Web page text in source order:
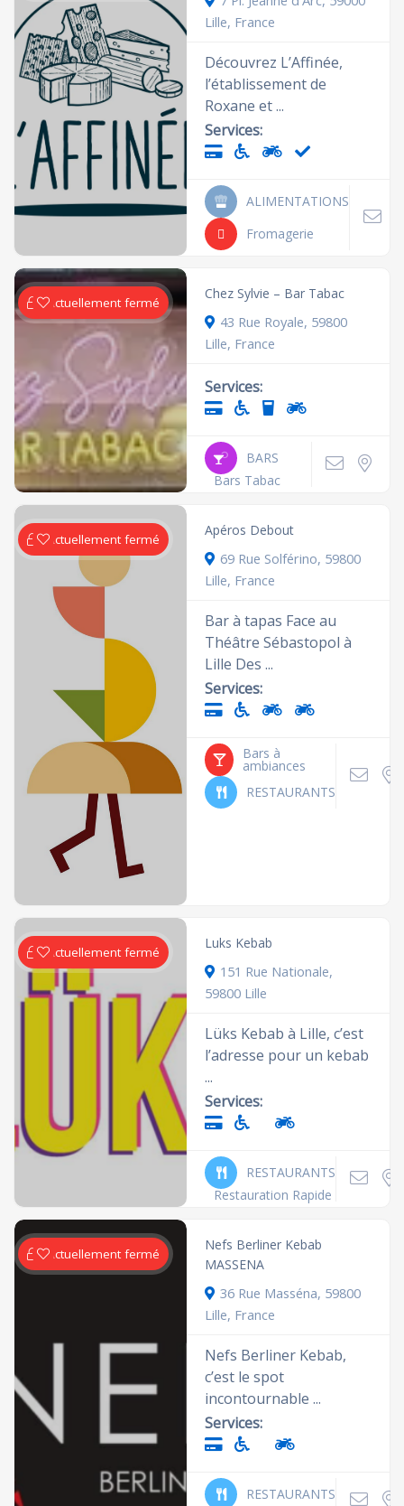
Lille, France
Découvrez L’Affinée,
l’établissement de
Roxane et ...
Services:
ALIMENTATIONS
Fromagerie
Actuellement fermé
Chez Sylvie – Bar Tabac
43 Rue Royale, 59800
Lille, France
Services:
BARS
Bars Tabac
Actuellement fermé
Apéros Debout
69 Rue Solférino, 59800
Lille, France
Bar à tapas Face au
Théâtre Sébastopol à
Lille Des ...
Services:
Bars à
ambiances
RESTAURANTS
Actuellement fermé
Luks Kebab
151 Rue Nationale,
59800 Lille
Lüks Kebab à Lille, c’est
l’adresse pour un kebab
...
Services:
RESTAURANTS
Restauration Rapide
Actuellement fermé
Nefs Berliner Kebab
MASSENA
36 Rue Masséna, 59800
Lille, France
Nefs Berliner Kebab,
c’est le spot
incontournable ...
Services:
RESTAURANTS